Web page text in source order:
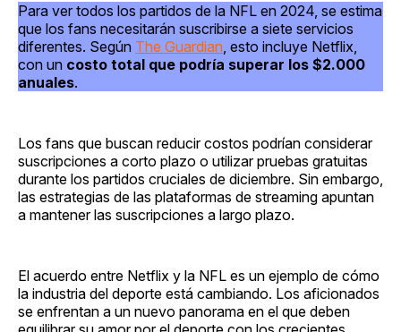
Para ver todos los partidos de la NFL en 2024, se estima
que los fans necesitarán suscribirse a siete servicios
diferentes. Según The Guardian , esto incluye Netflix,
con un costo total que podría superar los $2.000
anuales.
Los fans que buscan reducir costos podrían considerar
suscripciones a corto plazo o utilizar pruebas gratuitas
durante los partidos cruciales de diciembre. Sin embargo,
las estrategias de las plataformas de streaming apuntan
a mantener las suscripciones a largo plazo.
El acuerdo entre Netflix y la NFL es un ejemplo de cómo
la industria del deporte está cambiando. Los aficionados
se enfrentan a un nuevo panorama en el que deben